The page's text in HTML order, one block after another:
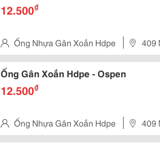
12.500₫
Ống Nhựa Gân Xoắn Hdpe
409
Thọ, Q.thủ Đức
Ống Gân Xoắn Hdpe - Ospen
12.500₫
Ống Nhựa Gân Xoắn Hdpe
409
Thọ, Q.thủ Đức